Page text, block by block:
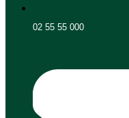
02 55 55 000